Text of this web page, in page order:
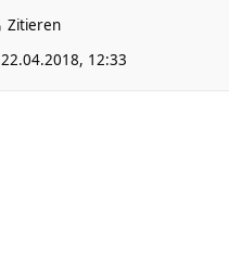
Zitieren
22.04.2018, 12:33